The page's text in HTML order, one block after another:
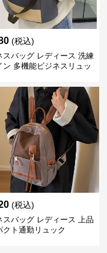
(税込)
スバッグ レディース 洗練
ン 多機能ビジネスリュッ
(税込)
スバッグ レディース 上品
クト通勤リュック